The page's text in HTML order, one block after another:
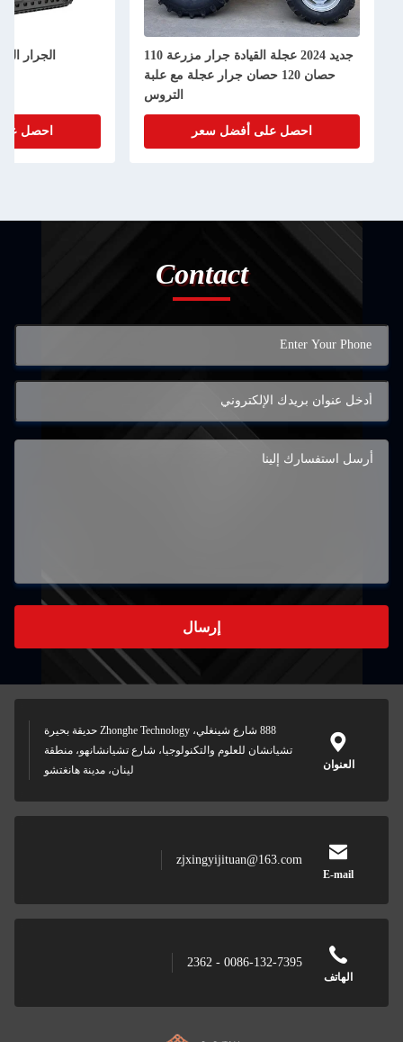
جديد 2024 عجلة القيادة جرار مزرعة 110
حصان 120 حصان جرار عجلة مع علبة
التروس
احصل على أفضل سعر
الجرار
احصل
Contact
إرسال
العنوان
888 شارع شينغلي، Zhonghe Technology حديقة بحيرة
تشيانشان للعلوم والتكنولوجيا، شارع تشيانشانهو، منطقة
لينان، مدينة هانغتشو
E-mail
zjxingyijituan@163.com
الهاتف
0086-132-7395 - 2362